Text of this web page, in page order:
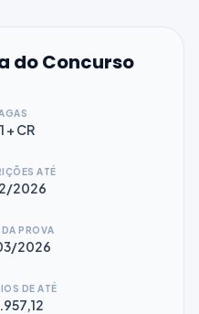
do Concurso
+ CR
ATÉ
2026
PROVA
2026
DE ATÉ